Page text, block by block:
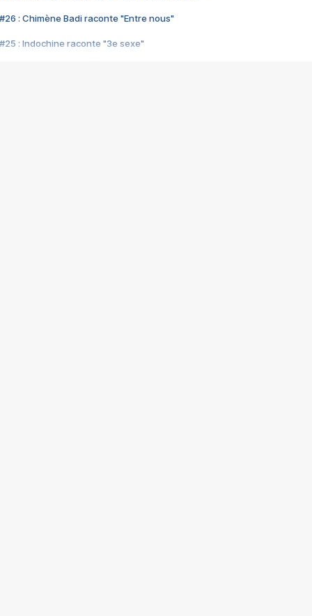
#26 : Chimène Badi raconte "Entre nous"
#25 : Indochine raconte "3e sexe"